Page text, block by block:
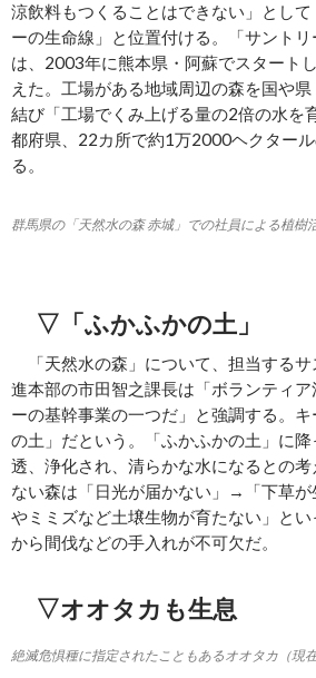
涼飲料もつくることはできない」として
ーの生命線」と位置付ける。「サント
は、2003年に熊本県・阿蘇でスタート
えた。工場がある地域周辺の森を国や
結び「工場でくみ上げる量の2倍の水を
都府県、22カ所で約1万2000ヘクター
る。
群馬県の「天然水の森 赤城」での社員による植樹
▽「ふかふかの土」
「天然水の森」について、担当するサ
進本部の市田智之課長は「ボランティア
ーの基幹事業の一つだ」と強調する。
の土」だという。「ふかふかの土」に
透、浄化され、清らかな水になるとの
ない森は「日光が届かない」→「下草
やミミズなど土壌生物が育たない」と
から間伐などの手入れが不可欠だ。
▽オオタカも生息
絶滅危惧種に指定されたこともあるオオタカ（現